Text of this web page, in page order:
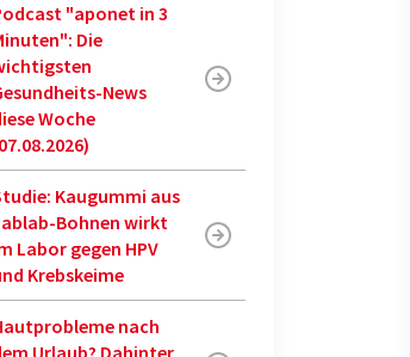
"aponet in 3
Die
News
Woche
Kaugummi aus
Bohnen wirkt
Labor gegen HPV
Krebskeime
nach
Urlaub? Dahinter